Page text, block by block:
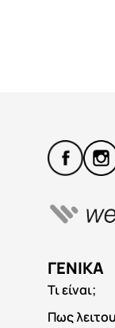
ΓΕΝΙΚΆ
Τι είναι;
Πως